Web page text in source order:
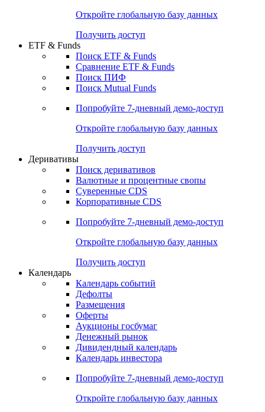
Откройте глобальную базу данных
Получить доступ
ETF & Funds
Поиск ETF & Funds
Сравнение ETF & Funds
Поиск ПИФ
Поиск Mutual Funds
Попробуйте 7-дневный демо-доступ
Откройте глобальную базу данных
Получить доступ
Деривативы
Поиск деривативов
Валютные и процентные свопы
Суверенные CDS
Корпоративные CDS
Попробуйте 7-дневный демо-доступ
Откройте глобальную базу данных
Получить доступ
Календарь
Календарь событий
Дефолты
Размещения
Оферты
Аукционы госбумаг
Денежный рынок
Дивидендный календарь
Календарь инвестора
Попробуйте 7-дневный демо-доступ
Откройте глобальную базу данных